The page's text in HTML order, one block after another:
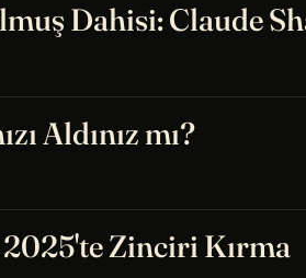
Dahisi: Claude
Aldınız mı?
Zinciri Kırma